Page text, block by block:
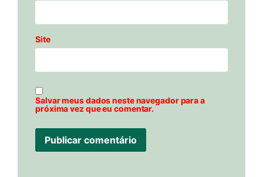
Site
Salvar meus dados neste navegador para a
próxima vez que eu comentar.